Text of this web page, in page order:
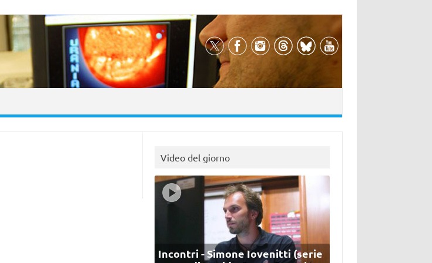
Video del giorno
Incontri - Simone Iovenitti (serie